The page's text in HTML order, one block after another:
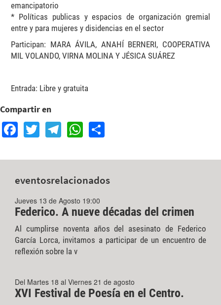
emancipatorio
* Políticas publicas y espacios de organización gremial
entre y para mujeres y disidencias en el sector
Participan: MARA ÁVILA, ANAHÍ BERNERI, COOPERATIVA
MIL VOLANDO, VIRNA MOLINA Y JÉSICA SUÁREZ
Entrada: Libre y gratuita
Compartir en
Facebook
TwitterTelegram
WhatsApp
eventosrelacionados
Jueves 13 de Agosto 19:00
Federico. A nueve décadas del crimen
Al cumplirse noventa años del asesinato de Federico
García Lorca, invitamos a participar de un encuentro de
reflexión sobre la v
Del Martes 18 al Viernes 21 de agosto
XVI Festival de Poesía en el Centro.